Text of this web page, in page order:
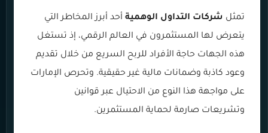
تمثل شركات التداول الوهمية أحد أبرز المخاطر التي
يتعرض لها المستثمرون في العالم الرقمي، إذ تستغل
هذه الجهات حاجة الأفراد للربح السريع من خلال تقديم
وعود كاذبة وضمانات مالية غير حقيقية. وتحرص الإمارات
على مواجهة هذا النوع من الاحتيال عبر قوانين
وتشريعات صارمة لحماية المستثمرين.